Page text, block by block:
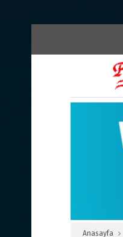
Anasayfa